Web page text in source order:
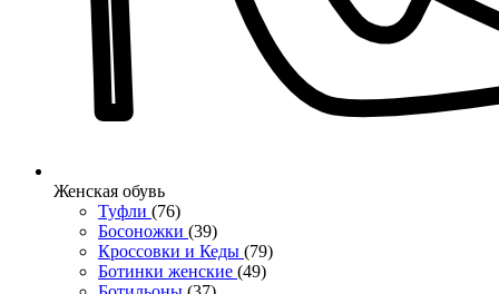
Женcкая обувь
Туфли (76)
Босоножки (39)
Кроссовки и Кеды (79)
Ботинки женские (49)